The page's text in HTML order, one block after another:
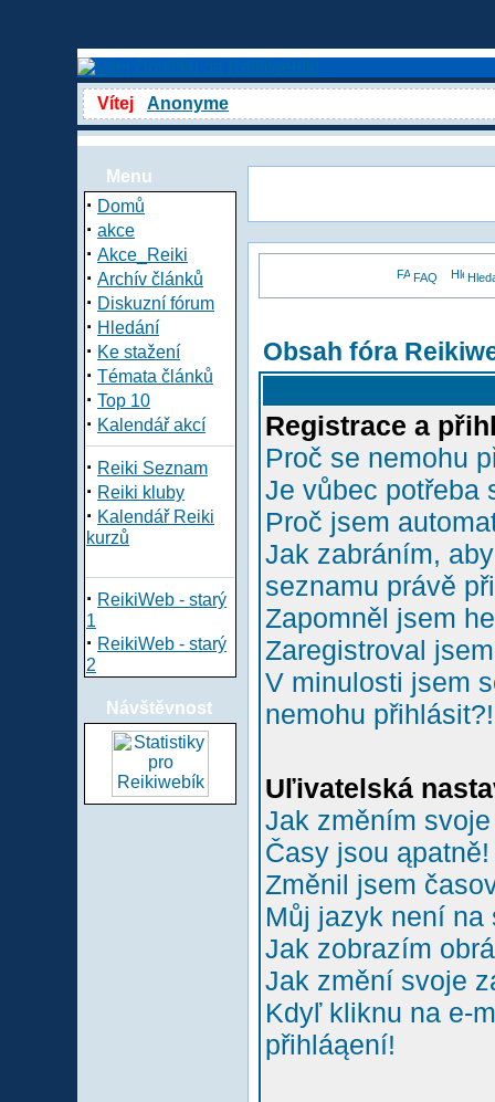
Vítej Anonyme
Menu
· Domů
· akce
· Akce_Reiki
· Archív článků
· Diskuzní fórum
· Hledání
· Ke stažení
· Témata článků
· Top 10
· Kalendář akcí
· Reiki Seznam
· Reiki kluby
· Kalendář Reiki
kurzů
· ReikiWeb - starý
1
· ReikiWeb - starý
2
Návštěvnost
FAQ
Obsah fóra
Registrace a
Proč se nemohu
Je vůbec potřeba
Proč jsem
Jak zabráním,
seznamu právě
Zapomněl jsem
Zaregistroval
V minulosti jsem
nemohu přihlásit?!
Uľivatelská
Jak změním
Časy jsou ąpatně!
Změnil jsem
Můj jazyk není na
Jak zobrazím
Jak změní svoje
Kdyľ kliknu na e-
přihláąení!